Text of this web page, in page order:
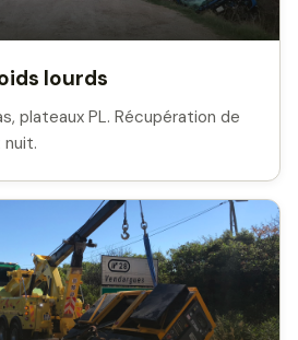
lourds
plateaux PL. Récupération de